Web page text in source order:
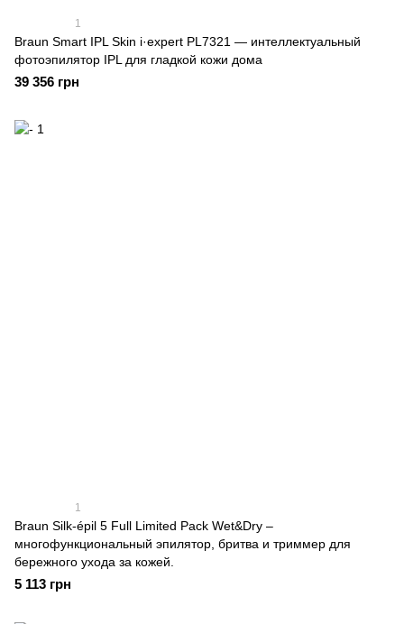
1
Braun Smart IPL Skin i·expert PL7321 — интеллектуальный
фотоэпилятор IPL для гладкой кожи дома
39 356 грн
1
Braun Silk-épil 5 Full Limited Pack Wet&Dry –
многофункциональный эпилятор, бритва и триммер для
бережного ухода за кожей.
5 113 грн